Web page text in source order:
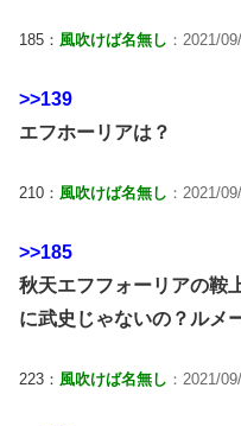
185： 風吹けば名無し ：2021/
>>139
エフホーリアは？
210： 風吹けば名無し ：2021/
>>185
秋天エフフォーリアの鞍
に武史じゃないの？ルメ
223： 風吹けば名無し ：2021/